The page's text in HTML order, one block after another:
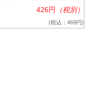
426円 （税別）
(税込：469円)